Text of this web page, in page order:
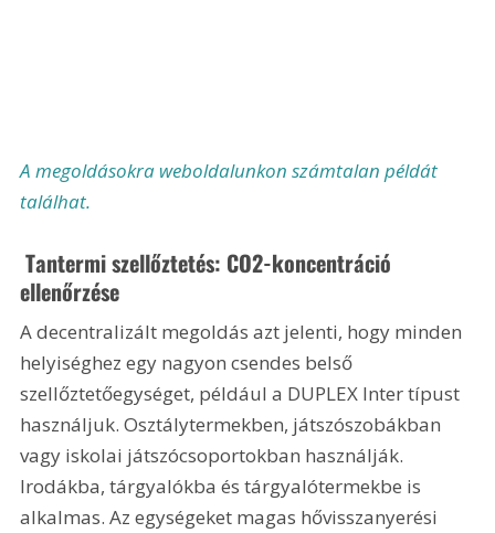
A megoldásokra weboldalunkon számtalan példát
találhat.
Tantermi szellőztetés: CO2-koncentráció
ellenőrzése
A decentralizált megoldás azt jelenti, hogy minden
helyiséghez egy nagyon csendes belső
szellőztetőegységet, például a DUPLEX Inter típust
használjuk. Osztálytermekben, játszószobákban
vagy iskolai játszócsoportokban használják.
Irodákba, tárgyalókba és tárgyalótermekbe is
alkalmas. Az egységeket magas hővisszanyerési